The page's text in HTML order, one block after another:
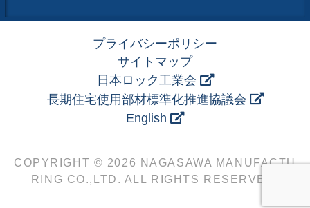
プライバシーポリシー
サイトマップ
日本ロック工業会
長期住宅使用部材標準化推進協議会
English
COPYRIGHT © 2026 NAGASAWA MANUFACTU
RING CO.,LTD. ALL RIGHTS RESERVED.